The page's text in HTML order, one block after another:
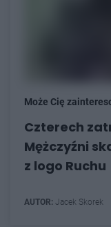
Może Cię
Czterech
Mężczyźni
z logo Ruchu
AUTOR: Jacek Skorek